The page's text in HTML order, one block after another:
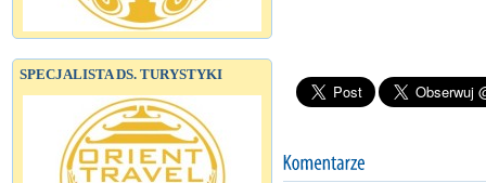
SPECJALISTA DS. TURYSTYKI